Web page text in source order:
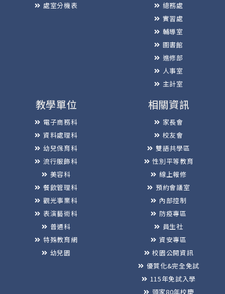
處室分機表
總務處
實習處
輔導室
圖書館
進修部
人事室
主計室
教學單位
電子商務科
資料處理科
幼兒保育科
流行服飾科
美容科
餐飲管理科
觀光事業科
表演藝術科
普通科
特殊教育網
幼兒園
相關資訊
家長會
校友會
雙語共學區
性別平等教育
線上報修
預約會議室
內部控制
防疫專區
員生社
資安專區
校園公開資訊
優質化&完全免試
115年免試入學
頭家80年校慶